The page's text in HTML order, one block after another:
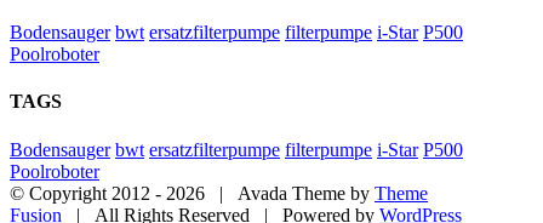
Bodensauger bwt ersatzfilterpumpe filterpumpe i-Star P500
Poolroboter
TAGS
Bodensauger bwt ersatzfilterpumpe filterpumpe i-Star P500
Poolroboter
© Copyright 2012 - 2026 | Avada Theme by Theme
Fusion | All Rights Reserved | Powered by WordPress